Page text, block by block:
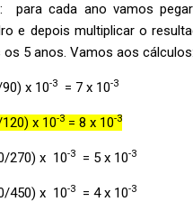
para cada ano vamos
e depois multiplicar o
5 anos. Vamos aos cálculos:
x 10-3 = 7 x 10-3
x 10-3 = 8 x 10-3
270) x 10-3 = 5 x 10-3
450) x 10-3 = 4 x 10-3